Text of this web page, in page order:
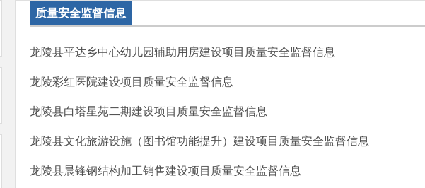
质量安全监督信息
龙陵县平达乡中心幼儿园辅助用房建设项目质量安全监督信息
龙陵彩红医院建设项目质量安全监督信息
龙陵县白塔星苑二期建设项目质量安全监督信息
龙陵县文化旅游设施（图书馆功能提升）建设项目质量安全监督信息
龙陵县晨锋钢结构加工销售建设项目质量安全监督信息